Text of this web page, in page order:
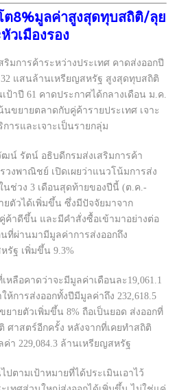
ต8%มูลค่าสูงสุดทุบสถิติ/ลุย
วเมืองรอง
มการค้าระหว่างประเทศ คาดส่งออกปี
แสนล้านเหรียญสหรัฐ สูงสุดทุบสถิติ
เป้าปี 61 คาดประกาศได้กลางเดือน ม.ค.
นขยายตลาดกับคู่ค้ารายประเทศ เจาะ
ารและเจาะเป็นรายกลุ่ม
ฒน์ รัตน์ อธิบดีกรมส่งเสริมการค้า
วงพาณิชย์ เปิดเผยว่าแนวโน้มการส่ง
นช่วง 3 เดือนสุดท้ายของปีนี้ (ต.ค.-
ยตัวได้เพิ่มขึ้น ซึ่งมีปัจจัยมาจาก
ค้าดีขึ้น และมีคำสั่งซื้อเข้ามาอย่างต่อ
นที่ผ่านมามีมูลค่าการส่งออกถึง
รัฐ เพิ่มขึ้น 9.3%
หลือคาดว่าจะมีมูลค่าเดือนละ19,061.1
ห้การส่งออกทั้งปีมีมูลค่าถึง 232,618.5
ายตัวเพิ่มขึ้น 8% ถือเป็นยอด ส่งออกที่
ศาสตร์อีกครั้ง หลังจากที่เคยทำสถิติ
ค่า 229,084.3 ล้านเหรียญสหรัฐ
ปตามเป้าหมายที่ได้ประเมินเอาไว้